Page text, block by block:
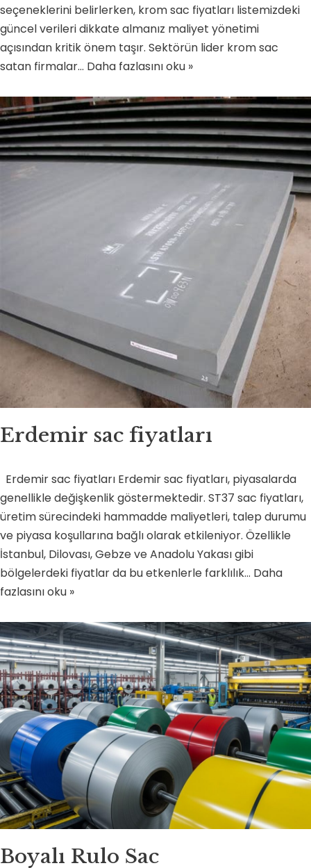
seçeneklerini belirlerken, krom sac fiyatları listemizdeki
güncel verileri dikkate almanız maliyet yönetimi
açısından kritik önem taşır. Sektörün lider krom sac
satan firmalar… Daha fazlasını oku »
Erdemir sac fiyatları
Erdemir sac fiyatları Erdemir sac fiyatları, piyasalarda
genellikle değişkenlik göstermektedir. ST37 sac fiyatları,
üretim sürecindeki hammadde maliyetleri, talep durumu
ve piyasa koşullarına bağlı olarak etkileniyor. Özellikle
İstanbul, Dilovası, Gebze ve Anadolu Yakası gibi
bölgelerdeki fiyatlar da bu etkenlerle farklılık… Daha
fazlasını oku »
Boyalı Rulo Sac